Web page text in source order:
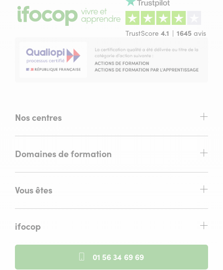
TrustScore 4.1 1645 avis
Nos centres
Domaines de formation
Vous êtes
ifocop
01 56 34 69 69